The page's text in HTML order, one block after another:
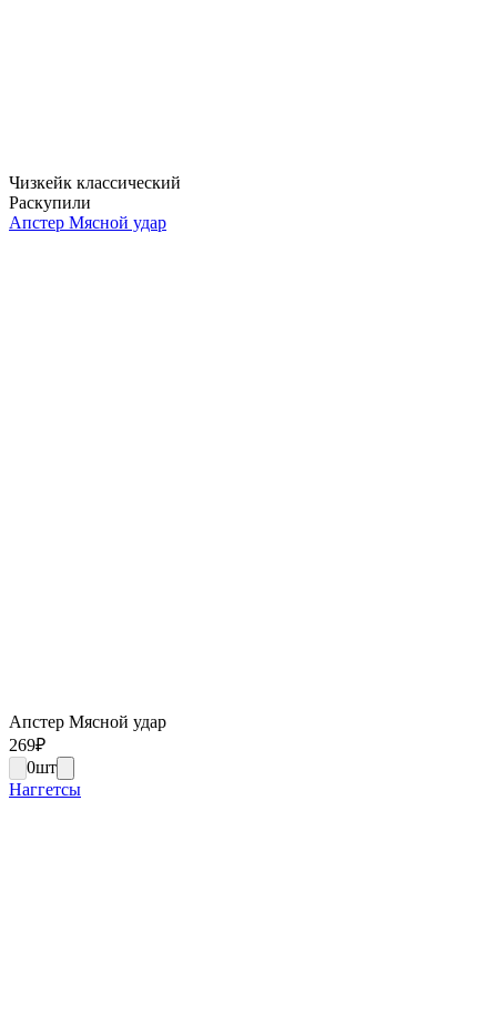
Чизкейк классический
Раскупили
Апстер Мясной удар
Апстер Мясной удар
269₽
0шт
Наггетсы